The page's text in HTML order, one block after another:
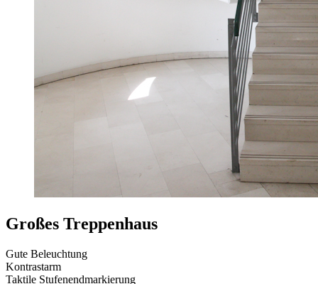
Großes Treppenhaus
Gute Beleuchtung
Kontrastarm
Taktile Stufenendmarkierung